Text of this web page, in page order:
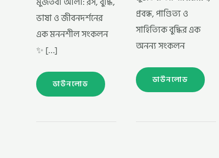
ভাষা ও জীবনদর্শনের
এক মননশীল সংকলন
✨ […]
ডাউনলোড
প্রবন্ধ, পাণ্ডিত্য ও
সাহিত্যিক বুদ্ধির এক
অনন্য সংকলন
ডাউনলোড